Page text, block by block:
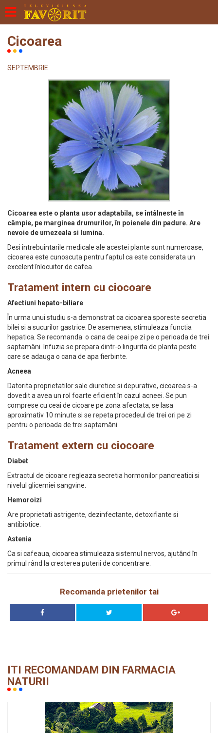
Cicoarea
SEPTEMBRIE
Cicoarea este o planta usor adaptabila, se întâlneste în
câmpie, pe marginea drumurilor, în poienele din padure. Are
nevoie de umezeala si lumina.
Desi întrebuintarile medicale ale acestei plante sunt numeroase,
cicoarea este cunoscuta pentru faptul ca este considerata un
excelent înlocuitor de cafea.
Tratament intern cu ciocoare
Afectiuni hepato-biliare
În urma unui studiu s-a demonstrat ca cicoarea sporeste secretia
bilei si a sucurilor gastrice. De asemenea, stimuleaza functia
hepatica. Se recomanda o cana de ceai pe zi pe o perioada de trei
saptamâni. Infuzia se prepara dintr-o lingurita de planta peste
care se adauga o cana de apa fierbinte.
Acneea
Datorita proprietatilor sale diuretice si depurative, cicoarea s-a
dovedit a avea un rol foarte eficient în cazul acneei. Se pun
comprese cu ceai de cicoare pe zona afectata, se lasa
aproximativ 10 minute si se repeta procedeul de trei ori pe zi
pentru o perioada de trei saptamâni.
Tratament extern cu ciocoare
Diabet
Extractul de cicoare regleaza secretia hormonilor pancreatici si
nivelul glicemiei sangvine.
Hemoroizi
Are proprietati astrigente, dezinfectante, detoxifiante si
antibiotice.
Astenia
Ca si cafeaua, cicoarea stimuleaza sistemul nervos, ajutând în
primul rând la cresterea puterii de concentrare.
Recomanda prietenilor tai
ITI RECOMANDAM DIN FARMACIA
NATURII